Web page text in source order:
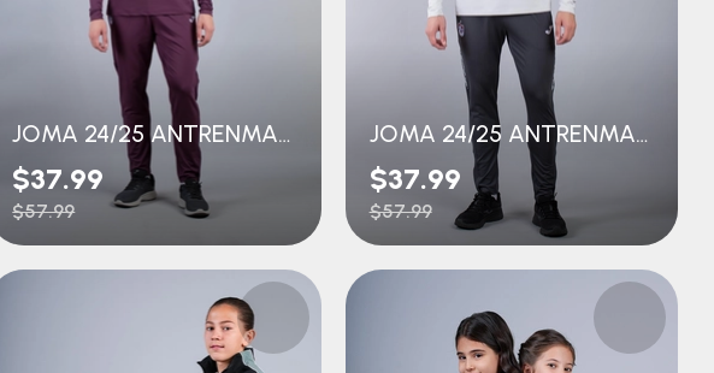
JOMA 24/25 ANTRENMAN EŞOFMAN ÜST
$37.99
$57.99
JOMA 24/25 ANTRENMAN EŞOFMAN ÜST
$37.99
$57.99